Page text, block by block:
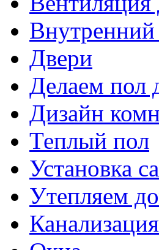
Двери
Делаем пол
Дизайн
Теплый пол
Установка
Утепляем
Канализация